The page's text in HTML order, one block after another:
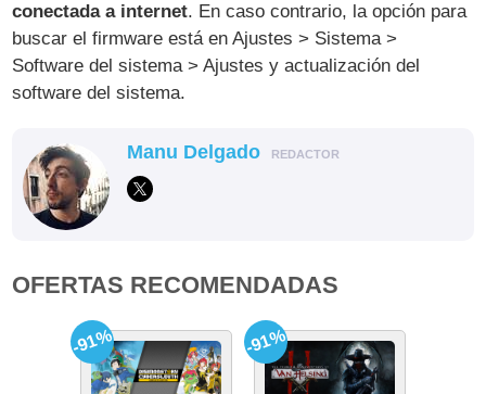
conectada a internet. En caso contrario, la opción para
buscar el firmware está en Ajustes > Sistema >
Software del sistema > Ajustes y actualización del
software del sistema.
Manu Delgado REDACTOR
OFERTAS RECOMENDADAS
-91% -91%